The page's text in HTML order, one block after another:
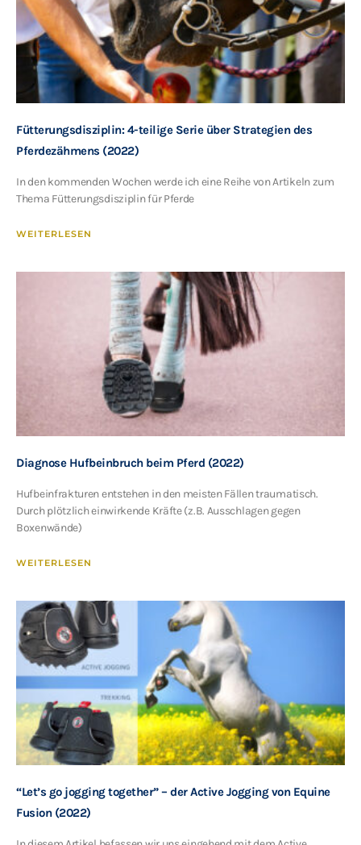
Fütterungsdisziplin: 4-teilige Serie über Strategien des
Pferdezähmens (2022)
In den kommenden Wochen werde ich eine Reihe von Artikeln zum
Thema Fütterungsdisziplin für Pferde
WEITERLESEN
Diagnose Hufbeinbruch beim Pferd (2022)
Hufbeinfrakturen entstehen in den meisten Fällen traumatisch.
Durch plötzlich einwirkende Kräfte (z.B. Ausschlagen gegen
Boxenwände)
WEITERLESEN
“Let’s go jogging together” – der Active Jogging von Equine
Fusion (2022)